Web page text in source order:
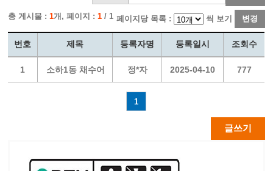
총 게시물 :1개, 페이지 :1 / 1 페이지당 목록 : 씩 보기 변경
번호 제목 등록자명 등록일시 조회수
1 소하1동 채수어 정*자 2025-04-10 777
1
글쓰기